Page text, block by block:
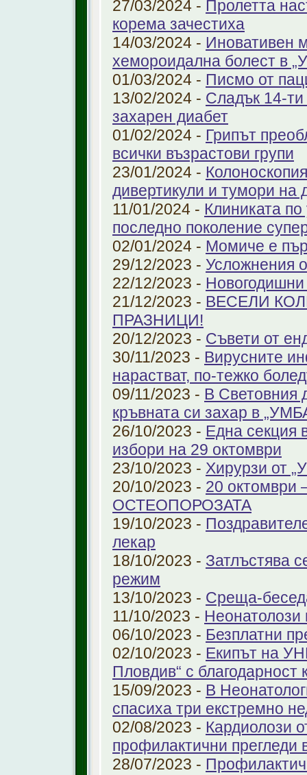
27/03/2024 - Пролетта
корема зачестиха
14/03/2024 - Иновативен
хемороидална болест в
01/03/2024 - Писмо от
13/02/2024 - Сладък 14-
захарен диабет
01/02/2024 - Грипът
всички възрастови групи
23/01/2024 -
дивертикули и тумори на
11/01/2024 - Клиниката
последно поколение
02/01/2024 - Момиче е
29/12/2023 - Усложнения
22/12/2023 -
21/12/2023 - ВЕСЕЛИ
ПРАЗНИЦИ!
20/12/2023 - Съвети от
30/11/2023 - Вирусните
нарастват, по-тежко
09/11/2023 - В Световния
кръвната си захар в
26/10/2023 - Една секция
избори на 29 октомври
23/10/2023 - Хирурзи от
20/10/2023 - 20
ОСТЕОПОРОЗАТА
19/10/2023 -
лекар
18/10/2023 - Затлъстява
режим
13/10/2023 - Среща-
11/10/2023 -
06/10/2023 - Безплатни
02/10/2023 - Екипът на
Пловдив“ с благодарност
15/09/2023 - В
спасиха три екстремно
02/08/2023 - Кардиолози
профилактични прегледи
28/07/2023 -